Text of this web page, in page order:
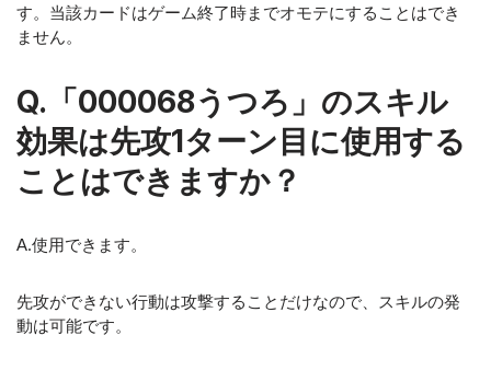
す。当該カードはゲーム終了時までオモテにすることはでき
ません。
Q.「000068うつろ」のスキル
効果は先攻1ターン目に使用する
ことはできますか？
A.使用できます。
先攻ができない行動は攻撃することだけなので、スキルの発
動は可能です。